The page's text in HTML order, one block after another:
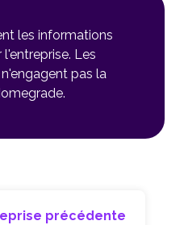
les informations
Les
pas la
précédente